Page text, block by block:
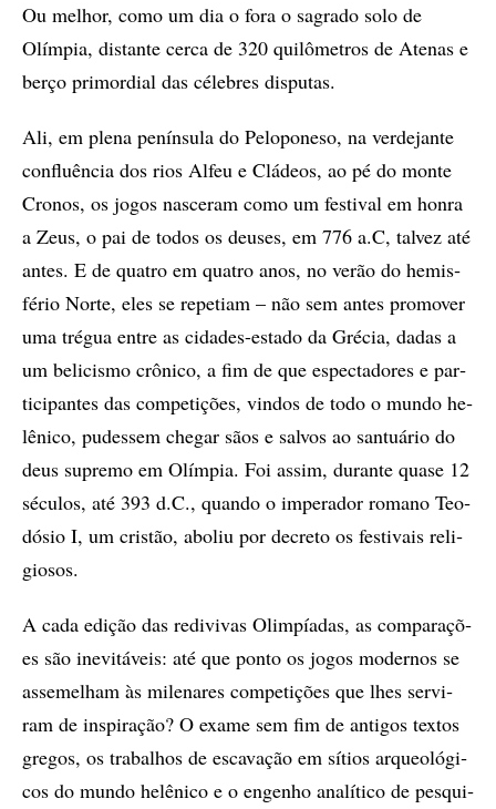
Ou me­lhor, como um dia o fora o sa­gra­do solo de
Olím­pia, dis­tan­te cer­ca de 320 qui­lô­me­tros de Ate­nas e
ber­ço pri­mor­di­al das cé­le­bres dis­pu­tas.
Ali, em ple­na pe­nín­su­la do Pe­lo­po­ne­so, na ver­­de­jan­te
con­flu­ên­cia dos rios Al­feu e Clá­de­os, ao pé do mon­te
Cro­nos, os jo­gos nas­ce­ram como um fes­ti­val em hon­ra
a Zeus, o pai de to­dos os deu­ses, em 776 a.C, tal­vez até
an­tes. E de qua­tro em qua­tro anos, no ve­rão do he­mis­
fé­rio Nor­te, eles se re­pe­ti­am – não sem an­tes pro­mo­ver
uma tré­gua en­tre as ci­da­des-es­ta­do da Gré­cia, da­das a
um be­li­cis­mo crô­ni­co, a fim de que es­pec­ta­do­res e par­
ti­ci­pan­tes das com­pe­ti­çõ­es, vin­dos de todo o mun­do he­
lê­ni­co, pu­des­sem che­gar sãos e sal­vos ao san­tu­á­rio do
deus su­pre­mo em Olím­pia. Foi as­sim, du­ran­te qua­se 12
sé­cu­los, até 393 d.C., quan­do o im­pe­ra­dor ro­ma­no Te­o­
dó­sio I, um cris­tão, abo­liu por de­cre­to os fes­ti­vais re­li­
gio­sos.
A cada edi­ção das re­di­vi­vas Olim­pí­a­das, as com­pa­ra­çõ­
es são ine­vi­tá­veis: até que pon­to os jo­gos mo­der­nos se
as­se­me­lham às mi­le­na­res com­pe­ti­çõ­es que lhes ser­vi­
ram de ins­pi­ra­ção? O exa­me sem fim de an­ti­gos tex­tos
gre­gos, os tra­ba­lhos de es­ca­va­ção em sí­ti­os ar­queo­ló­gi­
cos do mun­do he­lê­ni­co e o en­ge­nho ana­lí­ti­co de pes­qui­